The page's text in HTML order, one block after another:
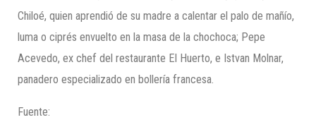
Chiloé, quien aprendió de su madre a calentar el palo de mañío,
luma o ciprés envuelto en la masa de la chochoca; Pepe
Acevedo, ex chef del restaurante El Huerto, e Istvan Molnar,
panadero especializado en bollería francesa.
Fuente: